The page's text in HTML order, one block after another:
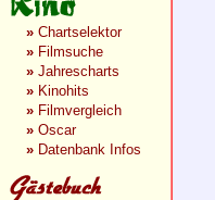
» Chartselektor
» Filmsuche
» Jahrescharts
» Kinohits
» Filmvergleich
» Oscar
» Datenbank Infos